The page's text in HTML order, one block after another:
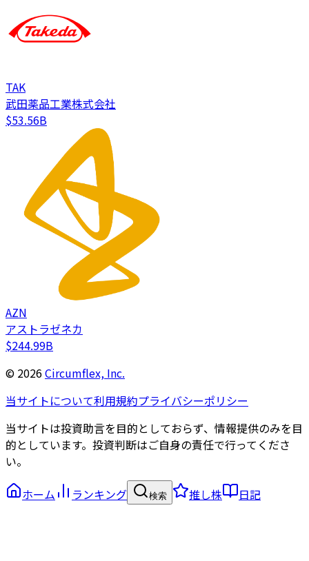
TAK
武田薬品工業株式会社
$53.56B
AZN
アストラゼネカ
$244.99B
© 2026Circumflex, Inc.
当サイトについて利用規約プライバシーポリシー
当サイトは投資助言を目的としておらず、情報提供のみを目
的としています。投資判断はご自身の責任で行ってくださ
い。
ホーム
ランキング 検索 推し株 日記